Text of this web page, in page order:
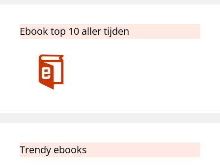
Ebook top 10 aller tijden
Trendy ebooks